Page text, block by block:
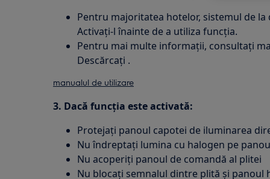
Pentru majoritatea hotelor, sistemul de
Activați-l înainte de a utiliza funcția.
Pentru mai multe informații, consultați
Descărcați .
manualul de utilizare
3. Dacă funcția este activată:
Protejați panoul capotei de iluminarea
Nu îndreptați lumina cu halogen pe
Nu acoperiți panoul de comandă al plitei
Nu blocați semnalul dintre plită și panoul